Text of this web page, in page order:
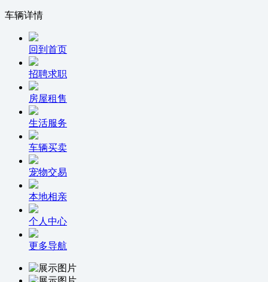
车辆详情
回到首页
招聘求职
房屋租售
生活服务
车辆买卖
宠物交易
本地相亲
个人中心
更多导航